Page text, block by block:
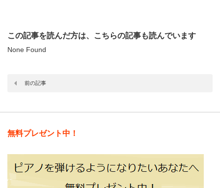
この記事を読んだ方は、こちらの記事も読んでいます
None Found
前の記事
無料プレゼント中！